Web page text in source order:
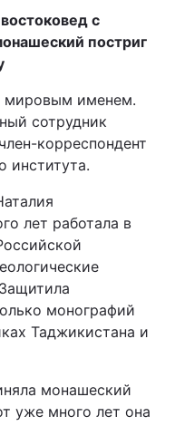
с
постриг
мировым именем.
сотрудник
корреспондент
института.
лет работала в
монографий
Таджикистана и
монашеский
уже много лет она